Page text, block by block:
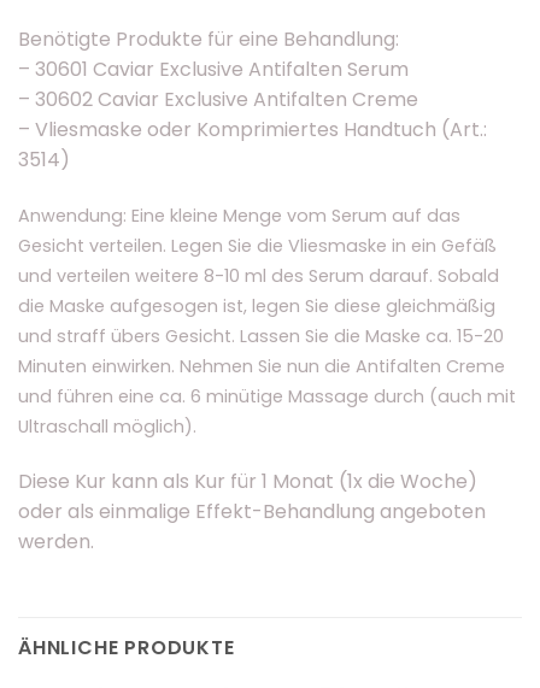
Benötigte Produkte für eine Behandlung:
– 30601 Caviar Exclusive Antifalten Serum
– 30602 Caviar Exclusive Antifalten Creme
– Vliesmaske oder Komprimiertes Handtuch (Art.:
3514)
Anwendung: Eine kleine Menge vom Serum auf das
Gesicht verteilen. Legen Sie die Vliesmaske in ein Gefäß
und verteilen weitere 8-10 ml des Serum darauf. Sobald
die Maske aufgesogen ist, legen Sie diese gleichmäßig
und straff übers Gesicht. Lassen Sie die Maske ca. 15-20
Minuten einwirken. Nehmen Sie nun die Antifalten Creme
und führen eine ca. 6 minütige Massage durch (auch mit
Ultraschall möglich).
Diese Kur kann als Kur für 1 Monat (1x die Woche)
oder als einmalige Effekt-Behandlung angeboten
werden.
ÄHNLICHE PRODUKTE